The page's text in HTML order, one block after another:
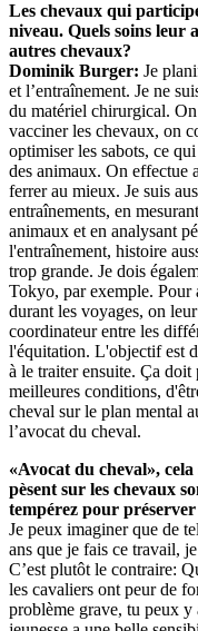
Les chevaux qui
niveau. Quels soins leur
autres chevaux?
Dominik Burger: Je
et l’entraînement. Je ne
du matériel chirurgical.
vacciner les chevaux, on
optimiser les sabots, ce
des animaux. On effectue
ferrer au mieux. Je suis
entraînements, en
animaux et en analysant
l'entraînement, histoire
trop grande. Je dois
Tokyo, par exemple. Pour
durant les voyages, on
coordinateur entre les
l'équitation. L'objectif est
à le traiter ensuite. Ça doit
meilleures conditions,
cheval sur le plan mental
l’avocat du cheval.
«Avocat du cheval»,
pèsent sur les chevaux
tempérez pour
Je peux imaginer que de
ans que je fais ce travail,
C’est plutôt le contraire:
les cavaliers ont peur de
problème grave, tu peux y